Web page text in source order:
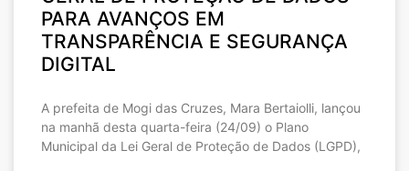
PARA AVANÇOS EM
TRANSPARÊNCIA E SEGURANÇA
DIGITAL
A prefeita de Mogi das Cruzes, Mara Bertaiolli, lançou
na manhã desta quarta-feira (24/09) o Plano
Municipal da Lei Geral de Proteção de Dados (LGPD),